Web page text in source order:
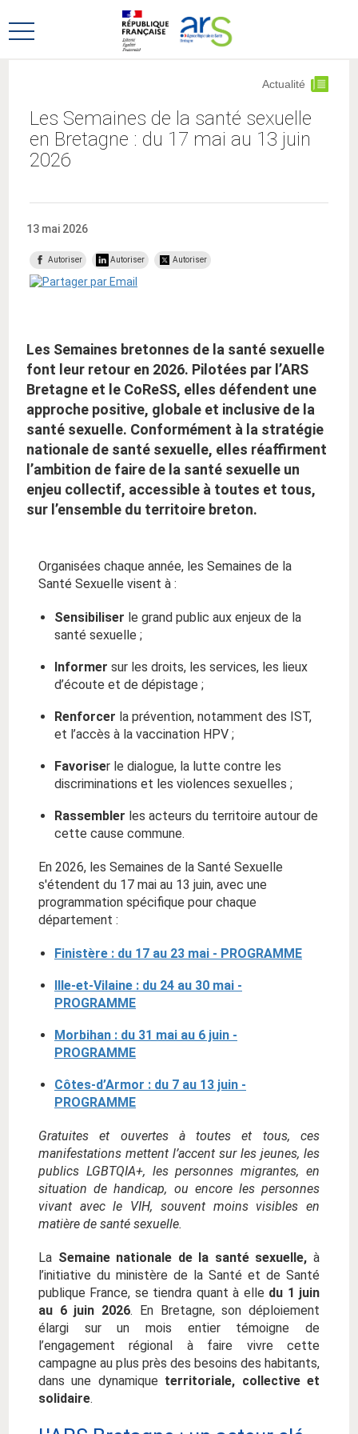
au
menu
au
contenu
Ouvrir
Les Semaines de la santé sexuelle
en Bretagne : du 17 mai au 13 juin
2026
Actualité
13 mai 2026
Autoriser Autoriser Autoriser
Les Semaines bretonnes de la santé sexuelle
font leur retour en 2026. Pilotées par l’ARS
Bretagne et le CoReSS, elles défendent une
approche positive, globale et inclusive de la
santé sexuelle. Conformément à la stratégie
nationale de santé sexuelle, elles réaffirment
l’ambition de faire de la santé sexuelle un
enjeu collectif, accessible à toutes et tous,
sur l’ensemble du territoire breton.
Organisées chaque année, les Semaines de la
Santé Sexuelle visent à :
Sensibiliser le grand public aux enjeux de la
santé sexuelle ;
Informer sur les droits, les services, les lieux
d’écoute et de dépistage ;
Renforcer la prévention, notamment des IST,
et l’accès à la vaccination HPV ;
Favoriser le dialogue, la lutte contre les
discriminations et les violences sexuelles ;
Rassembler les acteurs du territoire autour de
cette cause commune.
En 2026, les Semaines de la Santé Sexuelle
s'étendent du 17 mai au 13 juin, avec une
programmation spécifique pour chaque
département :
Finistère : du 17 au 23 mai - PROGRAMME
Ille-et-Vilaine : du 24 au 30 mai -
PROGRAMME
Morbihan : du 31 mai au 6 juin -
PROGRAMME
Côtes-d’Armor : du 7 au 13 juin -
PROGRAMME
Gratuites et ouvertes à toutes et tous, ces
manifestations mettent l’accent sur les jeunes, les
publics LGBTQIA+, les personnes migrantes, en
situation de handicap, ou encore les personnes
vivant avec le VIH, souvent moins visibles en
matière de santé sexuelle.
La Semaine nationale de la santé sexuelle, à
l’initiative du ministère de la Santé et de Santé
publique France, se tiendra quant à elle du 1 juin
au 6 juin 2026. En Bretagne, son déploiement
élargi sur un mois entier témoigne de
l’engagement régional à faire vivre cette
campagne au plus près des besoins des habitants,
dans une dynamique territoriale, collective et
solidaire.